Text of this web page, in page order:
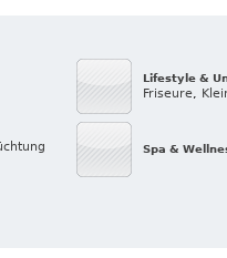
Lifestyle &
Friseure,
Spa &